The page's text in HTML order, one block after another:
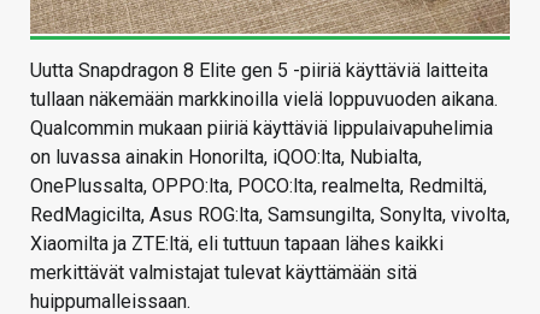
Uutta Snapdragon 8 Elite gen 5 -piiriä käyttäviä laitteita
tullaan näkemään markkinoilla vielä loppuvuoden aikana.
Qualcommin mukaan piiriä käyttäviä lippulaivapuhelimia
on luvassa ainakin Honorilta, iQOO:lta, Nubialta,
OnePlussalta, OPPO:lta, POCO:lta, realmelta, Redmiltä,
RedMagicilta, Asus ROG:lta, Samsungilta, Sonylta, vivolta,
Xiaomilta ja ZTE:ltä, eli tuttuun tapaan lähes kaikki
merkittävät valmistajat tulevat käyttämään sitä
huippumalleissaan.